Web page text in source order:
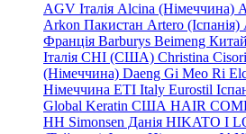
AGV Італія Alcina (Німеччина)
Arkon Пакистан Artero (Іспанія)
Франція Barburys Beimeng Китай
Італія CHI (США) Christina
(Німеччина) Daeng Gi Meo Ri
Німеччина ETI Italy Eurostil
Global Keratin США HAIR
HH Simonsen Данія HIKATO I